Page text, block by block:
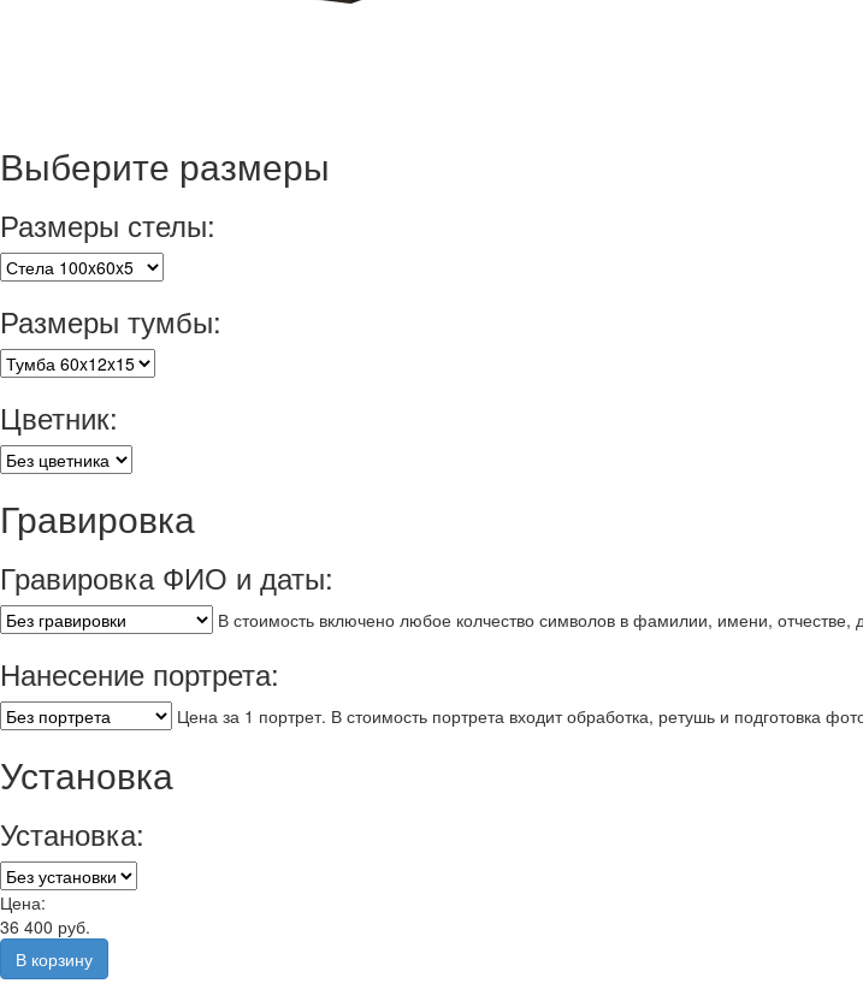
Выберите размеры
Размеры стелы:
Размеры тумбы:
Цветник:
Гравировка
Гравировка ФИО и даты:
В стоимость включено любое колчество символов в фамилии, имени, отчестве,
Нанесение портрета:
Цена за 1 портрет. В стоимость портрета входит обработка, ретушь и подготовка
Установка
Установка:
Цена:
36 400 руб.